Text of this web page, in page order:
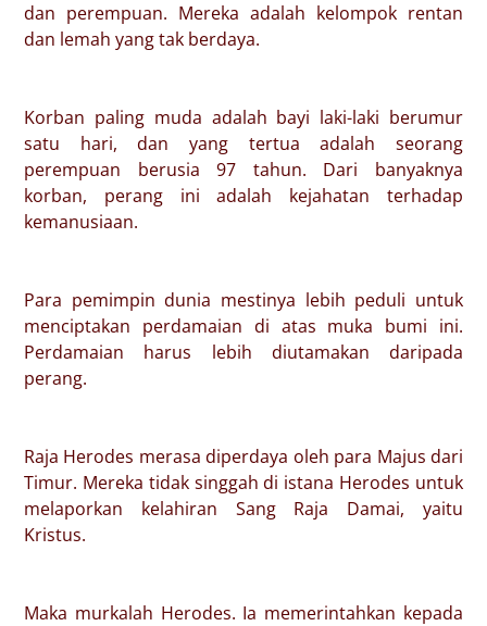
dan perempuan. Mereka adalah kelompok rentan
dan lemah yang tak berdaya.
Korban paling muda adalah bayi laki-laki berumur
satu hari, dan yang tertua adalah seorang
perempuan berusia 97 tahun. Dari banyaknya
korban, perang ini adalah kejahatan terhadap
kemanusiaan.
Para pemimpin dunia mestinya lebih peduli untuk
menciptakan perdamaian di atas muka bumi ini.
Perdamaian harus lebih diutamakan daripada
perang.
Raja Herodes merasa diperdaya oleh para Majus dari
Timur. Mereka tidak singgah di istana Herodes untuk
melaporkan kelahiran Sang Raja Damai, yaitu
Kristus.
Maka murkalah Herodes. Ia memerintahkan kepada